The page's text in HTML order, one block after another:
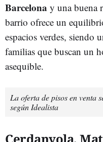
Barcelona y una buena
barrio ofrece un
espacios verdes, siendo
familias que buscan un
asequible.
La oferta de pisos en venta
según Idealista